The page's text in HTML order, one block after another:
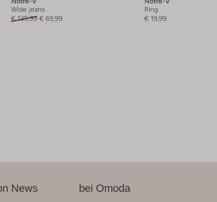
Wide jeans
€ 139,99 € 69,99
Ring
€ 19,99
News bei Omoda